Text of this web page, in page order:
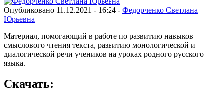
Опубликовано 11.12.2021 - 16:24 - Федорченко Светлана
Юрьевна
Материал, помогающий в работе по развитию навыков
смыслового чтения текста, развитию монологической и
диалогической речи учеников на уроках родного русского
языка.
Скачать: